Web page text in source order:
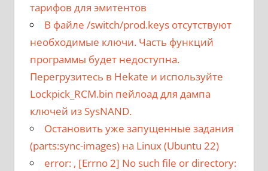
тарифов для эмитентов
В файле /switch/prod.keys отсутствуют
необходимые ключи. Часть функций
программы будет недоступна.
Перегрузитесь в Hekate и используйте
Lockpick_RCM.bin пейлоад для дампа
ключей из SysNAND.
Остановить уже запущенные задания
(parts:sync-images) на Linux (Ubuntu 22)
error: , [Errno 2] No such file or directory: